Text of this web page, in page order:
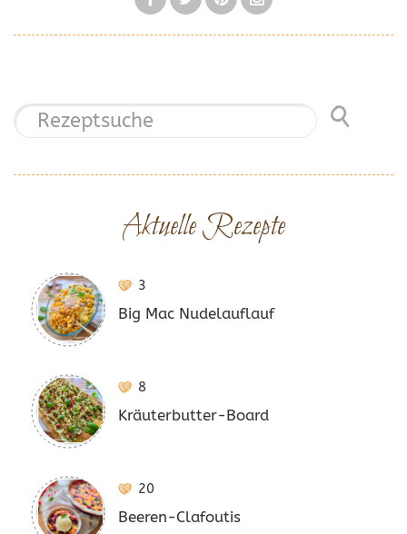
Aktuelle Rezepte
3
Big Mac Nudelauflauf
8
Kräuterbutter-Board
20
Beeren-Clafoutis